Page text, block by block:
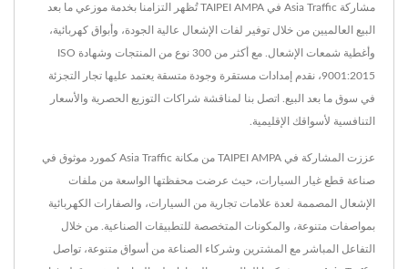
مشاركة Asia Traffic في TAIPEI AMPA تُظهر التزامنا بخدمة موزعي ما بعد
البيع العالميين من خلال توفير لفات الإشعال عالية الجودة، وأبواق كهربائية،
وأغطية شمعات الإشعال. مع أكثر من 300 نوع من المنتجات وشهادة ISO
9001:2015، نقدم إمدادات مستقرة وجودة متسقة يعتمد عليها تجار التجزئة
في سوق ما بعد البيع. اتصل بنا لمناقشة شراكات التوزيع الحصرية والأسعار
التنافسية لأسواقك الإقليمية.
عززت المشاركة في TAIPEI AMPA من مكانة Asia Traffic كمورد موثوق في
صناعة قطع غيار السيارات، حيث عرضت محفظتها الواسعة من ملفات
الإشعال المصممة لعدة علامات تجارية من السيارات، والصفارات الكهربائية
بمواصفات متنوعة، والمكونات المتخصصة للتطبيقات الصناعية. من خلال
التفاعل المباشر مع المشترين وشركاء الصناعة من أسواق متنوعة، تواصل